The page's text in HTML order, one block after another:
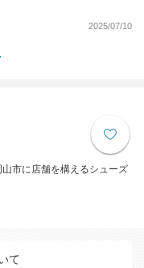
2025/07/10
市に店舗を構えるシューズ
て